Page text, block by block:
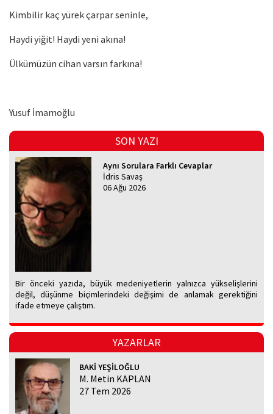
Kimbilir kaç yürek çarpar seninle,
Haydi yiğit! Haydi yeni akına!
Ülkümüzün cihan varsın farkına!
Yusuf İmamoğlu
SON YAZI
Aynı Sorulara Farklı Cevaplar
İdris Savaş
06 Ağu 2026
Bir önceki yazıda, büyük medeniyetlerin yalnızca yükselişlerini
değil, düşünme biçimlerindeki değişimi de anlamak gerektiğini
ifade etmeye çalıştım.
YAZARLAR
BAKİ YEŞİLOĞLU
M. Metin KAPLAN
27 Tem 2026